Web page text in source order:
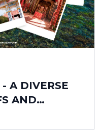
A DIVERSE
AND